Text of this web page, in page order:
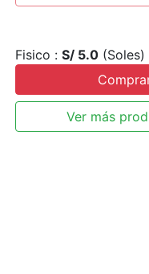
Fisico : S/ 5.0 (Soles)
Ver más